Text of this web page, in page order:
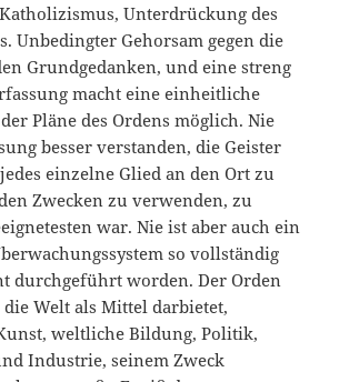
Unterdrückung des
Unbedingter Gehorsam gegen die
Grundgedanken, und eine streng
macht eine einheitliche
Pläne des Ordens möglich. Nie
besser verstanden, die Geister
einzelne Glied an den Ort zu
Zwecken zu verwenden, zu
war. Nie ist aber auch ein
so vollständig
durchgeführt worden. Der Orden
die Welt als Mittel darbietet,
weltliche Bildung, Politik,
Industrie, seinem Zweck